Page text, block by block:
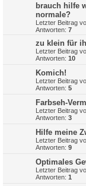
brauch hilfe
normale?
Letzter Beitrag
Antworten: 7
zu klein für
Letzter Beitrag
Antworten: 10
Komich!
Letzter Beitrag
Antworten: 5
Farbseh-
Letzter Beitrag
Antworten: 3
Hilfe meine
Letzter Beitrag
Antworten: 9
Optimales
Letzter Beitrag
Antworten: 1